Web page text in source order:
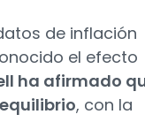
de inflación
el efecto
ha afirmado
, con la